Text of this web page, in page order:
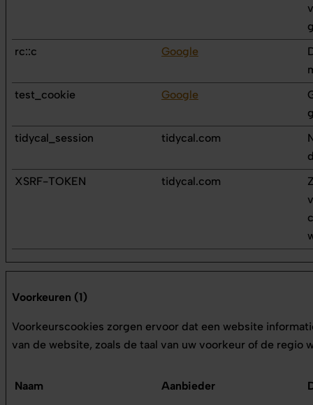
rc::c
Google
test_cookie
Google
tidycal_session
tidycal.com
XSRF-TOKEN
tidycal.com
Voorkeuren (1)
Voorkeurscookies zorgen ervoor dat een website
van de website, zoals de taal van uw voorkeur of de regio
Naam Aanbieder